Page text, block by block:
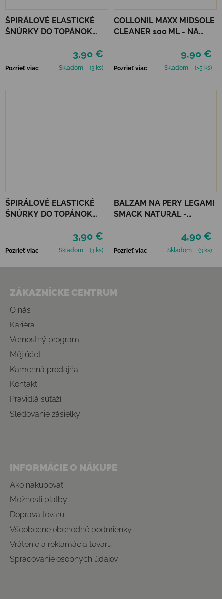
ŠPIRÁLOVÉ ELASTICKÉ
ŠNÚRKY DO TOPÁNOK
3,90 €
Pozrieť viac Skladom (3 ks)
COLLONIL MAXX MIDSOLE
CLEANER 100 ML - NA
9,90 €
Pozrieť viac Skladom (>5 ks)
ŠPIRÁLOVÉ ELASTICKÉ
ŠNÚRKY DO TOPÁNOK
3,90 €
Pozrieť viac Skladom (3 ks)
BALZAM NA PERY LEGAMI
SMACK NATURAL -
4,90 €
Pozrieť viac Skladom (3 ks)
ZÁKAZNÍCKE CENTRUM
O nás
Kariéra
Vernostný program
Môj účet
Kamenná predajňa
Kontakt
Pravidlá súťaží
Sledovanie zásielky
INFORMÁCIE O NÁKUPE
Ako nakupovať
Možnosti platby
Doprava tovaru
Všeobecné obchodné podmienky
Vrátenie a reklamácia tovaru
Spracovanie osobných údajov